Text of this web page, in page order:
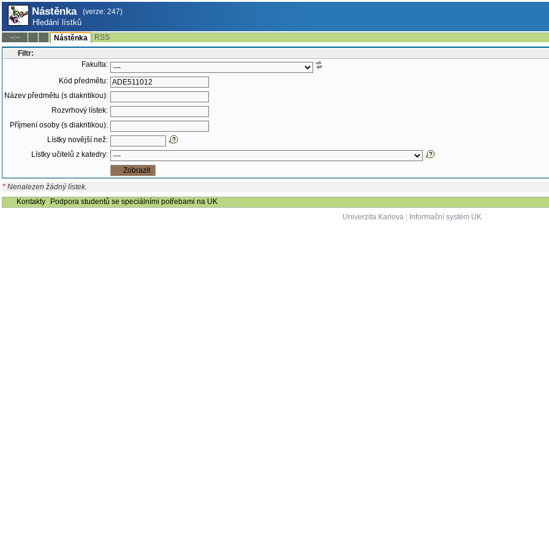
Nástěnka (verze: 247)
Hledání lístků
--:-- Nástěnka
RSS
Filtr:
Fakulta:
Kód předmětu:
Název předmětu (s diakritikou):
Rozvrhový lístek:
Příjmení osoby (s diakritikou):
Lístky novější než:
Lístky učitelů z katedry:
* Nenalezen žádný lístek.
Kontakty
Podpora studentů se speciálními potřebami na UK
Univerzita Karlova| Informační systém UK